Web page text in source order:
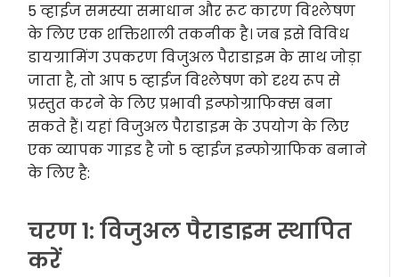
5 व्हाईज समस्या समाधान और रूट कारण विश्लेषण
के लिए एक शक्तिशाली तकनीक है। जब इसे विविध
डायग्रामिंग उपकरण विजुअल पैराडाइम के साथ जोड़ा
जाता है, तो आप 5 व्हाईज विश्लेषण को दृश्य रूप से
प्रस्तुत करने के लिए प्रभावी इन्फोग्राफिक्स बना
सकते हैं। यहां विजुअल पैराडाइम के उपयोग के लिए
एक व्यापक गाइड है जो 5 व्हाईज इन्फोग्राफिक बनाने
के लिए है:
चरण 1: विजुअल पैराडाइम स्थापित
करें